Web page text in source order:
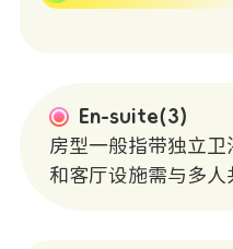
En-suite(3)
房型一般指带独立
和客厅设施需与多人